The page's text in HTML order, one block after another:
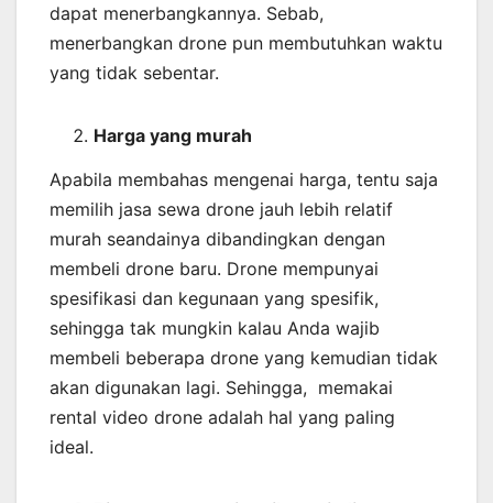
dapat menerbangkannya. Sebab,
menerbangkan drone pun membutuhkan waktu
yang tidak sebentar.
Harga yang murah
Apabila membahas mengenai harga, tentu saja
memilih jasa sewa drone jauh lebih relatif
murah seandainya dibandingkan dengan
membeli drone baru. Drone mempunyai
spesifikasi dan kegunaan yang spesifik,
sehingga tak mungkin kalau Anda wajib
membeli beberapa drone yang kemudian tidak
akan digunakan lagi. Sehingga, memakai
rental video drone adalah hal yang paling
ideal.